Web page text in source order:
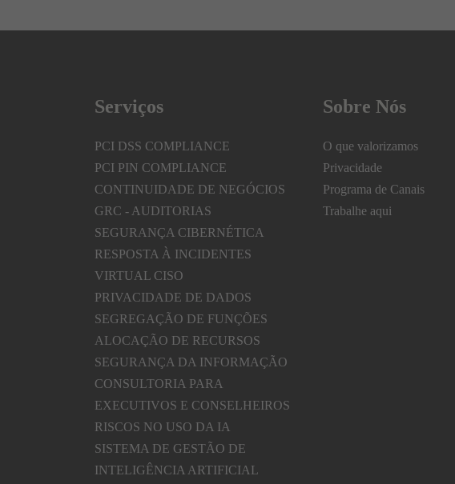
Serviços
PCI DSS COMPLIANCE
PCI PIN COMPLIANCE
CONTINUIDADE DE NEGÓCIOS
GRC - AUDITORIAS
SEGURANÇA CIBERNÉTICA
RESPOSTA À INCIDENTES
VIRTUAL CISO
PRIVACIDADE DE DADOS
SEGREGAÇÃO DE FUNÇÕES
ALOCAÇÃO DE RECURSOS
SEGURANÇA DA INFORMAÇÃO
CONSULTORIA PARA
EXECUTIVOS E CONSELHEIROS
RISCOS NO USO DA IA
SISTEMA DE GESTÃO DE
INTELIGÊNCIA ARTIFICIAL
Sobre Nós
O que valorizamos
Privacidade
Programa de Canais
Trabalhe aqui